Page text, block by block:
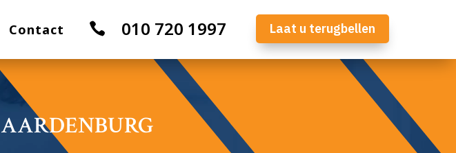
Contact  010 720 1997 Laat u terugbellen